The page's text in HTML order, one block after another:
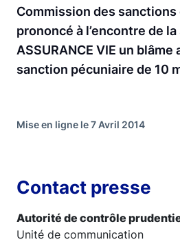
Commission des sanctions
prononcé à l’encontre de
ASSURANCE VIE un blâme
sanction pécuniaire de 10
Mise en ligne le 7 Avril 2014
Contact presse
Autorité de contrôle
Unité de communication